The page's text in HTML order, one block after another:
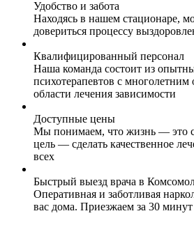
Удобство и забота
Находясь в нашем стационаре,
довериться процессу
Квалифицированный персонал
Наша команда состоит из
психотерапевтов с
области лечения зависимости
Доступные цены
Мы понимаем, что жизнь — это
цель — сделать качественное
всех
Быстрый выезд врача в
Оперативная и заботливая
вас дома. Приезжаем за 30 минут